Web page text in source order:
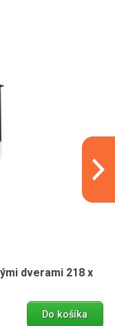
dverami 218 x
Do košíka